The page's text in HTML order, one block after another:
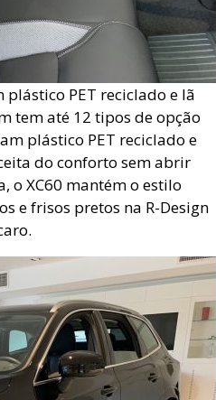
PET reciclado e lã
tem até 12 tipos de opção
plástico PET reciclado e
do conforto sem abrir
o XC60 mantém o estilo
e frisos pretos na R-Design